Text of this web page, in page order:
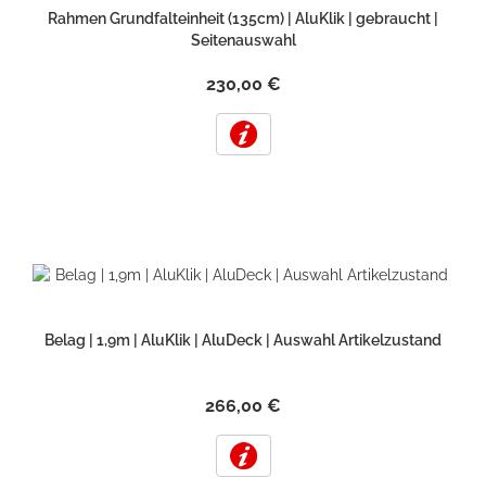
Rahmen Grundfalteinheit (135cm) | AluKlik | gebraucht |
Seitenauswahl
230,00 €
Belag | 1,9m | AluKlik | AluDeck | Auswahl Artikelzustand
266,00 €